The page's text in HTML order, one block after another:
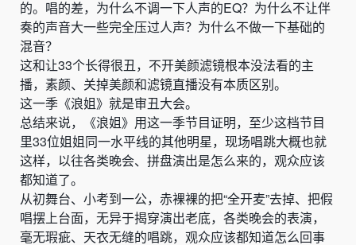
的。唱的差，为什么不调一下人声的EQ？为什么不让伴
奏的声音大一些完全压过人声？为什么不做一下基础的
混音？
这和让33个长得很丑，不开美颜滤镜根本没法看的主
播，素颜、关掉美颜和滤镜直播没有本质区别。
这一季《浪姐》就是审丑大会。
总结来说，《浪姐》用这一季节目证明，至少这档节目
里33位姐姐同一水平线的其他明星，现场唱跳大概也就
这样，以往各类晚会、拼盘演出是怎么来的，观众应该
都知道了。
从初舞台、小考到一公，赤裸裸的把“全开麦”去掉、把假
唱摆上台面，无异于揭穿演出老底，各类晚会的表演，
毫无瑕疵、天衣无缝的唱跳，观众应该都知道怎么回事